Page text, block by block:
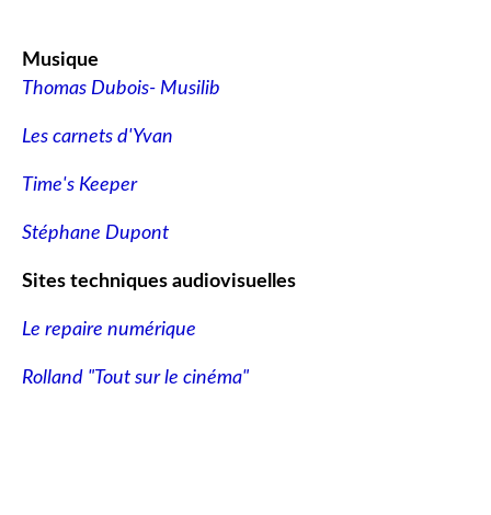
Musique
Thomas Dubois- Musilib
Les carnets d'Yvan
Time's Keeper
Stéphane Dupont
Sites techniques audiovisuelles
Le repaire numérique
Rolland "Tout sur le cinéma"